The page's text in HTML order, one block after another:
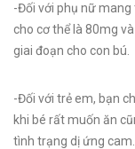
-Đối với phụ nữ mang
cho cơ thể là 80mg
giai đoạn cho con bú.
-Đối với trẻ em, bạn
khi bé rất muốn ăn
tình trạng dị ứng cam.